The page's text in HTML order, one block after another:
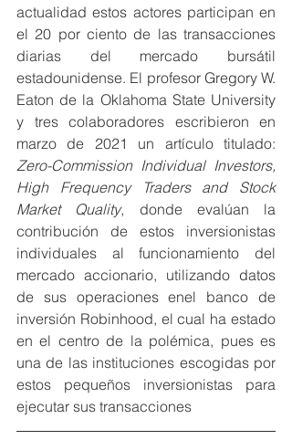
actualidad estos actores participan en
el 20 por ciento de las transacciones
diarias del mercado bursátil
estadounidense. El profesor Gregory W.
Eaton de la Oklahoma State University
y tres colaboradores escribieron en
Zero-Commission Individual Investors,
High Frequency Traders and Stock
Market Quality, donde evalúan la
contribución de estos inversionistas
individuales al funcionamiento del
mercado accionario, utilizando datos
de sus operaciones enel banco de
inversión Robinhood, el cual ha estado
en el centro de la polémica, pues es
una de las instituciones escogidas por
estos pequeños inversionistas para
ejecutar sus transacciones